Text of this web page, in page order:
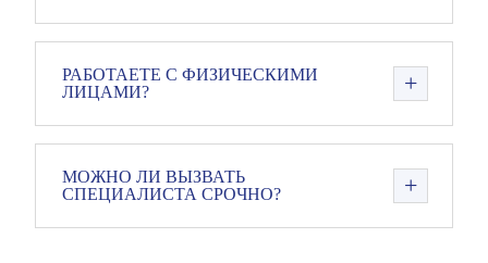
РАБОТАЕТЕ С ФИЗИЧЕСКИМИ
ЛИЦАМИ?
МОЖНО ЛИ ВЫЗВАТЬ
СПЕЦИАЛИСТА СРОЧНО?